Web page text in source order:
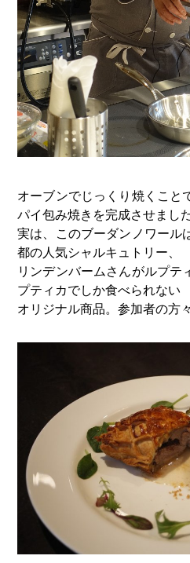
オーブンでじっくり焼くこと
パイ包み焼きを完成させました
実は、このブーダンノワール
都の人気シャルキュトリー、
リンデンバームさんがルプテ
プティカでしか食べられない
オリジナル商品。参加者の方